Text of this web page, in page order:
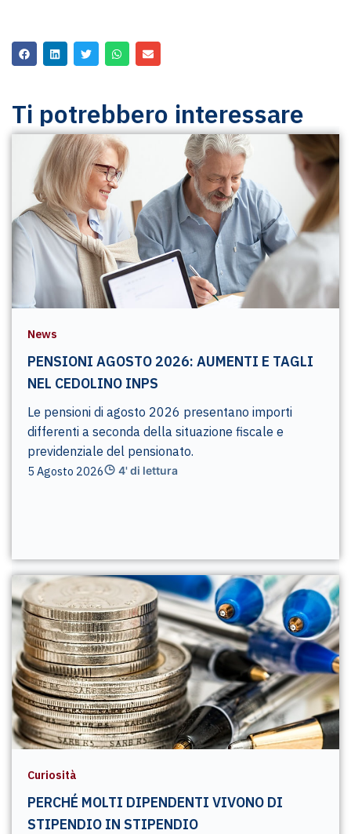
Ti potrebbero interessare
News
PENSIONI AGOSTO 2026: AUMENTI E TAGLI
NEL CEDOLINO INPS
Le pensioni di agosto 2026 presentano importi
differenti a seconda della situazione fiscale e
previdenziale del pensionato.
5 Agosto 2026 4' di lettura
Curiosità
PERCHÉ MOLTI DIPENDENTI VIVONO DI
STIPENDIO IN STIPENDIO